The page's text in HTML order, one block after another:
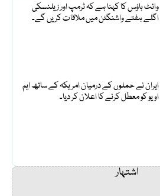
وائٹ ہاؤس کا کہنا ہے کہ ٹرمپ اور زیلنسکی
اگلے ہفتے واشنگٹن میں ملاقات کریں گے۔
ایران نے حملوں کے درمیان امریکہ کے ساتھ ایم
او یو کو معطل کرنے کا اعلان کر دیا۔
اشتہار